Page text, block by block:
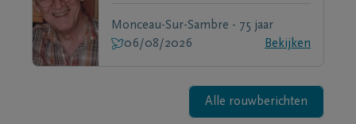
Monceau-Sur-Sambre - 75 jaar
06/08/2026
Bekijken
Alle rouwberichten